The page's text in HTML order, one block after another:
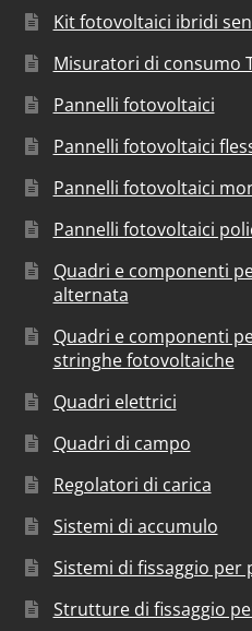
Kit fotovoltaici ibridi
Misuratori di consumo
Pannelli fotovoltaici
Pannelli fotovoltaici
Pannelli fotovoltaici
Pannelli fotovoltaici
Quadri e componenti
alternata
Quadri e componenti
stringhe fotovoltaiche
Quadri elettrici
Quadri di campo
Regolatori di carica
Sistemi di accumulo
Sistemi di fissaggio
Strutture di fissaggio